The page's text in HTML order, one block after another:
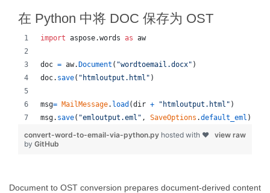
在 Python 中将 DOC 保存为 OST
import aspose.words as aw
doc = aw. Document ( "wordtoemail.docx" )
doc. save( "htmloutput.html" )
msg= MailMessage. load (dir + "htmloutput.html" )
msg. save( "emloutput.eml" , SaveOptions .default_eml )
view raw
convert-word-to-email-via-python.py hosted with ❤
by GitHub
Document to OST conversion prepares document-derived content